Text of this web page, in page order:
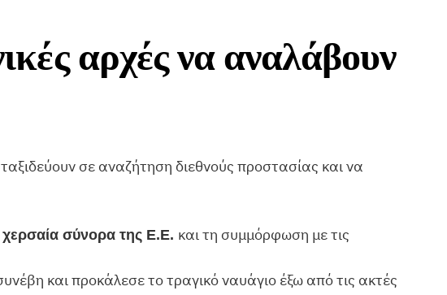
αρχές να αναλάβουν
σε αναζήτηση διεθνούς προστασίας και να
σύνορα της Ε.Ε. και τη συμμόρφωση με τις
και προκάλεσε το τραγικό ναυάγιο έξω από τις ακτές